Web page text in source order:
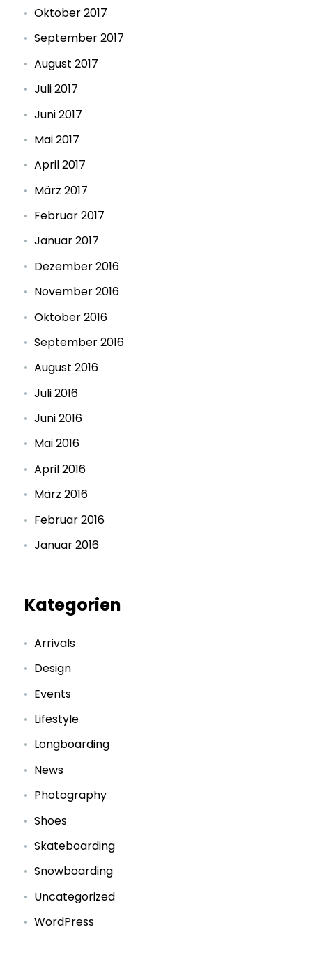
Oktober 2017
September 2017
August 2017
Juli 2017
Juni 2017
Mai 2017
April 2017
März 2017
Februar 2017
Januar 2017
Dezember 2016
November 2016
Oktober 2016
September 2016
August 2016
Juli 2016
Juni 2016
Mai 2016
April 2016
März 2016
Februar 2016
Januar 2016
Kategorien
Arrivals
Design
Events
Lifestyle
Longboarding
News
Photography
Shoes
Skateboarding
Snowboarding
Uncategorized
WordPress